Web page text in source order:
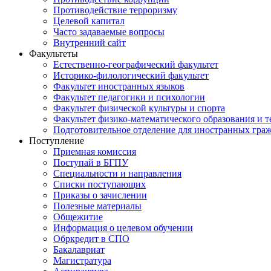
Противодействие терроризму
Целевой капитал
Часто задаваемые вопросы
Внутренний сайт
Факультеты
Естественно-географический факультет
Историко-филологический факультет
Факультет иностранных языков
Факультет педагогики и психологии
Факультет физической культуры и спорта
Факультет физико-математического образования и
Подготовительное отделение для иностранных
Поступление
Приемная комиссия
Поступай в БГПУ
Специальности и направления
Списки поступающих
Приказы о зачислении
Полезные материалы
Общежитие
Информация о целевом обучении
Обркредит в СПО
Бакалавриат
Магистратура